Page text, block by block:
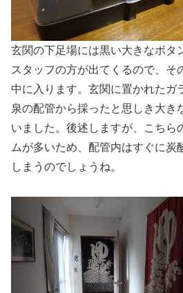
玄関の下足場には黒い大きなボタ
スタッフの方が出てくるので、そ
中に入ります。玄関に置かれたガ
泉の配管から採ったと思しき大き
いました。後述しますが、こちら
ムが多いため、配管内はすぐに炭
しまうのでしょうね。